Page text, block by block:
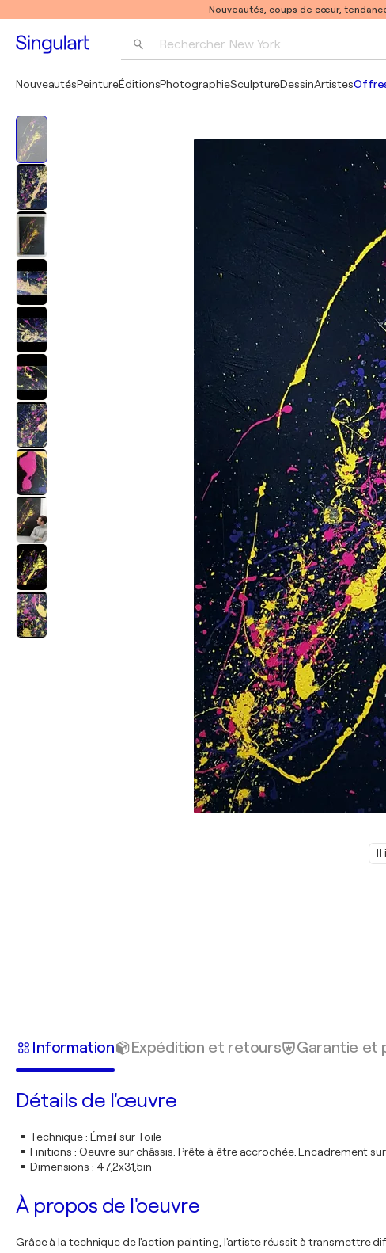
Nouveautés, coups de cœur,
Rechercher New York
Pablo Picasso
NouveautésPeintureÉditionsPhotographieSculptureDessinArtistes
Information Expédition et retours Garantie et
Détails de l'œuvre
Technique: Émail sur Toile
Finitions : Oeuvre sur châssis. Prête à être accrochée. Encadrement
Dimensions : 47,2x31,5in
À propos de l'oeuvre
Grâce à la technique de l'action painting, l'artiste réussit à transmettre